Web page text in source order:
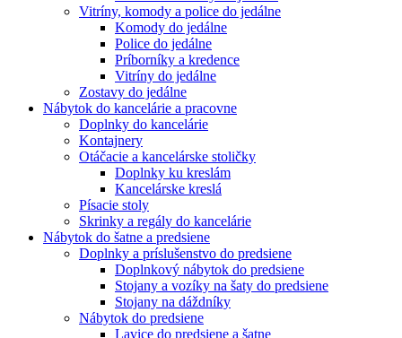
Vitríny, komody a police do jedálne
Komody do jedálne
Police do jedálne
Príborníky a kredence
Vitríny do jedálne
Zostavy do jedálne
Nábytok do kancelárie a pracovne
Doplnky do kancelárie
Kontajnery
Otáčacie a kancelárske stoličky
Doplnky ku kreslám
Kancelárske kreslá
Písacie stoly
Skrinky a regály do kancelárie
Nábytok do šatne a predsiene
Doplnky a príslušenstvo do predsiene
Doplnkový nábytok do predsiene
Stojany a vozíky na šaty do predsiene
Stojany na dáždníky
Nábytok do predsiene
Lavice do predsiene a šatne